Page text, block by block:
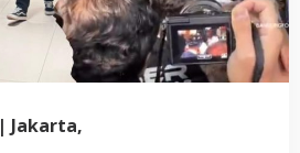
Jakarta,